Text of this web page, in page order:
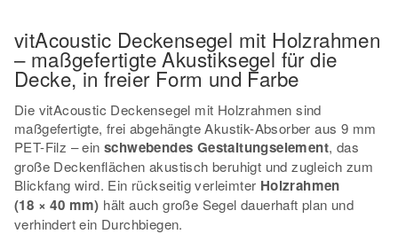
vitAcoustic Deckensegel mit Holzrahmen
– maßgefertigte Akustiksegel für die
Decke, in freier Form und Farbe
Die vitAcoustic Deckensegel mit Holzrahmen sind
maßgefertigte, frei abgehängte Akustik-Absorber aus 9 mm
PET-Filz – einschwebendes Gestaltungselement, das
große Deckenflächen akustisch beruhigt und zugleich zum
Blickfang wird. Ein rückseitig verleimter Holzrahmen
(18 × 40 mm) hält auch große Segel dauerhaft plan und
verhindert ein Durchbiegen.